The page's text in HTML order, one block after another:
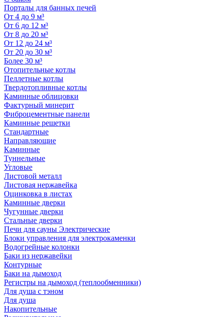
Порталы для банных печей
От 4 до 9 м³
От 6 до 12 м³
От 8 до 20 м³
От 12 до 24 м³
От 20 до 30 м³
Более 30 м³
Отопительные котлы
Пеллетные котлы
Твердотопливные котлы
Каминные облицовки
Фактурный минерит
Фиброцементные панели
Каминные решетки
Стандартные
Направляющие
Каминные
Туннельные
Угловые
Листовой металл
Листовая нержавейка
Оцинковка в листах
Каминные дверки
Чугунные дверки
Стальные дверки
Печи для сауны Электрические
Блоки управления для электрокаменки
Водогрейные колонки
Баки из нержавейки
Контурные
Баки на дымоход
Регистры на дымоход (теплообменники)
Для душа с тэном
Для душа
Накопительные